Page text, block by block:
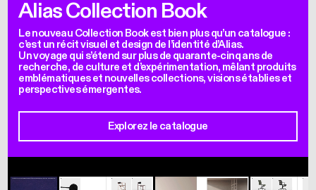
Alias Collection Book
Le nouveau Collection Book est bien plus qu’un catalogue :
c’est un récit visuel et design de l’identité d’Alias.
Un voyage qui s’étend sur plus de quarante-cinq ans de
recherche, de culture et d’expérimentation, mêlant produits
emblématiques et nouvelles collections, visions établies et
perspectives émergentes.
Explorez le catalogue